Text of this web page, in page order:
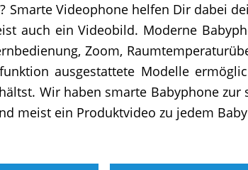
Videophone helfen Dir dabei
auch ein Videobild. Moderne
Zoom,
ausgestattete Modelle
Wir haben smarte Babyphone
meist ein Produktvideo zu jedem